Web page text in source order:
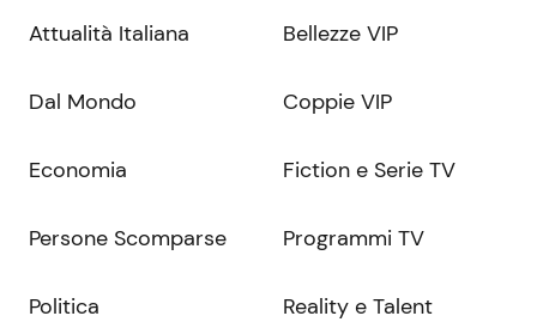
Attualità Italiana
Dal Mondo
Economia
Persone Scomparse
Politica
Bellezze VIP
Coppie VIP
Fiction e Serie TV
Programmi TV
Reality e Talent